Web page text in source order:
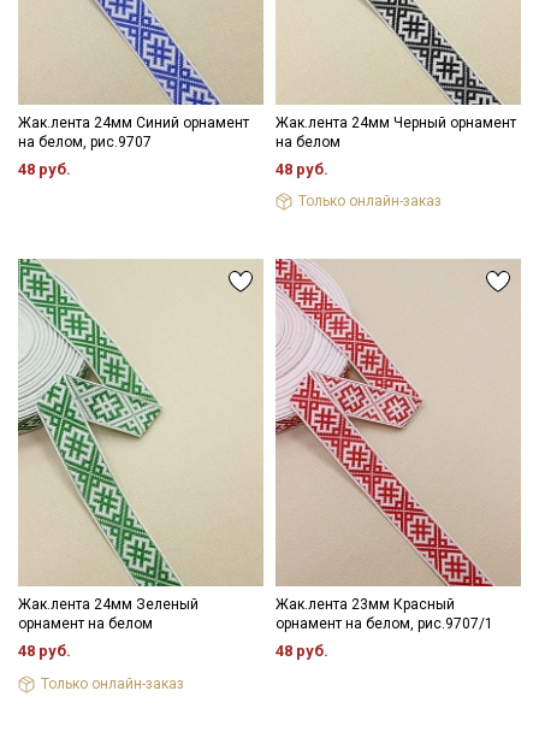
Цветопередача (тон) может отличаться от оригинального
цвета ткани в зависимости от настроек вашего монитора и в
зависимости от партии.
Жак.лента 24мм Синий орнамент
на белом, рис.9707
48 руб.
Жак.лента 24мм Черный орнамент
на белом
48 руб.
Только онлайн-заказ
Жак.лента 24мм Зеленый
орнамент на белом
48 руб.
Только онлайн-заказ
Жак.лента 23мм Красный
орнамент на белом, рис.9707/1
48 руб.
Подписаться
Политикой обработки персональных
Согласие на обработку персональных
информационных рассылок